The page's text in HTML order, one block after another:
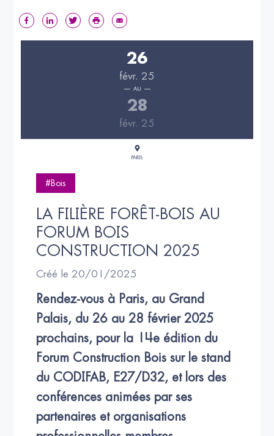
26
févr. 25
AU
28
févr. 25
PARIS
#Bois
LA FILIÈRE FORÊT-BOIS AU
FORUM BOIS
CONSTRUCTION 2025
Créé le 20/01/2025
Rendez-vous à Paris, au Grand
Palais, du 26 au 28 février 2025
prochains, pour la 14e édition du
Forum Construction Bois sur le stand
du CODIFAB, E27/D32, et lors des
conférences animées par ses
partenaires et organisations